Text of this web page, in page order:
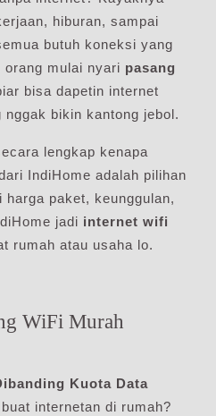
hiburan, sampai
butuh koneksi yang
orang mulai nyari pasang
bisa dapetin internet
bikin kantong jebol.
lengkap kenapa
IndiHome adalah pilihan
paket, keunggulan,
jadi internet wifi
rumah atau usaha lo.
WiFi Murah
Kuota Data
internetan di rumah?